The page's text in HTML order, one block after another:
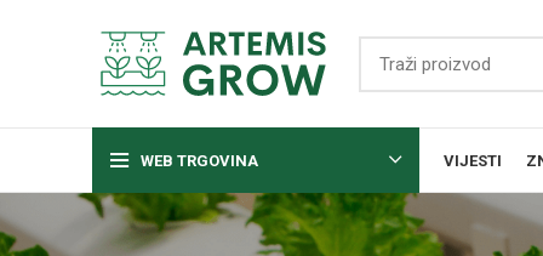
WEB TRGOVINA VIJESTI